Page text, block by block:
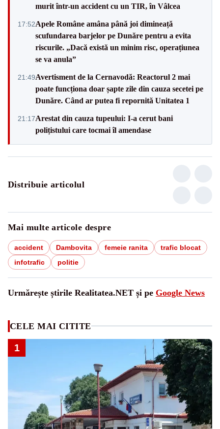
murit într-un accident cu un TIR, în Vâlcea
17:52Apele Române amâna până joi dimineață
scufundarea barjelor pe Dunăre pentru a evita
riscurile. „Dacă există un minim risc, operațiunea
se va anula”
21:49Avertisment de la Cernavodă: Reactorul 2 mai
poate funcționa doar șapte zile din cauza secetei pe
Dunăre. Când ar putea fi repornită Unitatea 1
21:17Arestat din cauza tupeului: I-a cerut bani
polițistului care tocmai îl amendase
Distribuie articolul
Mai multe articole despre
accident Dambovita femeie ranita
trafic blocat
infotrafic
politie
Urmărește știrile Realitatea.NET și pe Google News
CELE MAI CITITE
1